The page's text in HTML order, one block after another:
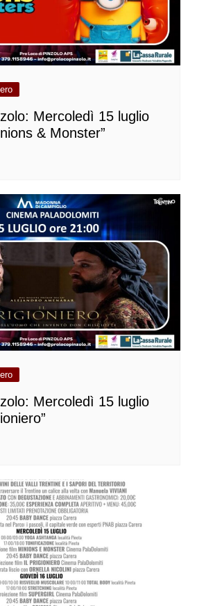
Mercoledì 15 luglio
& Monster”
Mercoledì 15 luglio